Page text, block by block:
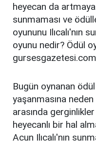
heyecan da artmaya
sunmaması ve
oyununu Ilıcalı'nın
oyunu nedir? Ödül
Bugün oynanan
yaşanmasına
arasında
heyecanlı bir hal
Acun Ilıcalı'nın